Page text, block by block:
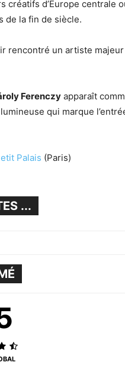
créatifs d’Europe centrale
de la fin de siècle.
rencontré un artiste
Ferenczy apparaît
qui marque
Palais (Paris)
...